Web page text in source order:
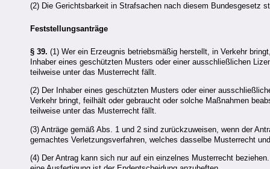
(2) Die Gerichtsbarkeit in Strafsachen nach diesem Bundesgesetz
Feststellungsanträge
§ 39. (1) Wer ein Erzeugnis betriebsmäßig herstellt, in Verkehr
Inhaber eines geschützten Musters oder einer ausschließlichen
teilweise unter das Musterrecht fällt.
(2) Der Inhaber eines geschützten Musters oder einer
Verkehr bringt, feilhält oder gebraucht oder solche Maßnahmen
teilweise unter das Musterrecht fällt.
(3) Anträge gemäß Abs. 1 und 2 sind zurückzuweisen, wenn der
gemachtes Verletzungsverfahren, welches dasselbe Musterrecht
(4) Der Antrag kann sich nur auf ein einzelnes Musterrecht